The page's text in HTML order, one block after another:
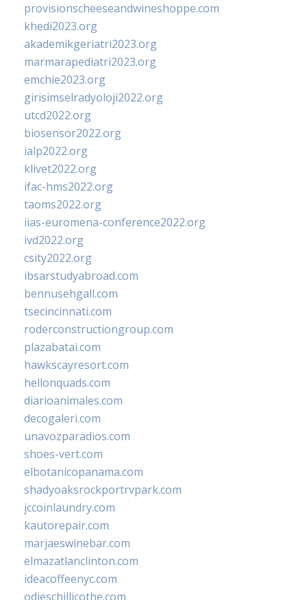
provisionscheeseandwineshoppe.com
khedi2023.org
akademikgeriatri2023.org
marmarapediatri2023.org
emchie2023.org
girisimselradyoloji2022.org
utcd2022.org
biosensor2022.org
ialp2022.org
klivet2022.org
ifac-hms2022.org
taoms2022.org
iias-euromena-conference2022.org
ivd2022.org
csity2022.org
ibsarstudyabroad.com
bennusehgall.com
tsecincinnati.com
roderconstructiongroup.com
plazabatai.com
hawkscayresort.com
hellonquads.com
diarioanimales.com
decogaleri.com
unavozparadios.com
shoes-vert.com
elbotanicopanama.com
shadyoaksrockportrvpark.com
jccoinlaundry.com
kautorepair.com
marjaeswinebar.com
elmazatlanclinton.com
ideacoffeenyc.com
odieschillicothe.com